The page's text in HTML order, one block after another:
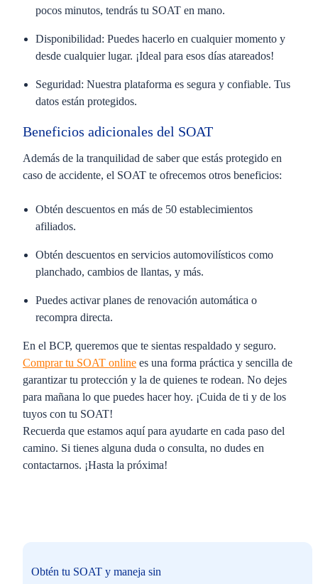
pocos minutos, tendrás tu SOAT en mano.
Disponibilidad: Puedes hacerlo en cualquier momento y
desde cualquier lugar. ¡Ideal para esos días atareados!
Seguridad: Nuestra plataforma es segura y confiable. Tus
datos están protegidos.
Beneficios adicionales del SOAT
Además de la tranquilidad de saber que estás protegido en
caso de accidente, el SOAT te ofrecemos otros beneficios:
Obtén descuentos en más de 50 establecimientos
afiliados.
Obtén descuentos en servicios automovilísticos como
planchado, cambios de llantas, y más.
Puedes activar planes de renovación automática o
recompra directa.
En el BCP, queremos que te sientas respaldado y seguro.
Comprar tu SOAT online es una forma práctica y sencilla de
garantizar tu protección y la de quienes te rodean. No dejes
para mañana lo que puedes hacer hoy. ¡Cuida de ti y de los
tuyos con tu SOAT!
Recuerda que estamos aquí para ayudarte en cada paso del
camino. Si tienes alguna duda o consulta, no dudes en
contactarnos. ¡Hasta la próxima!
Obtén tu SOAT y maneja sin